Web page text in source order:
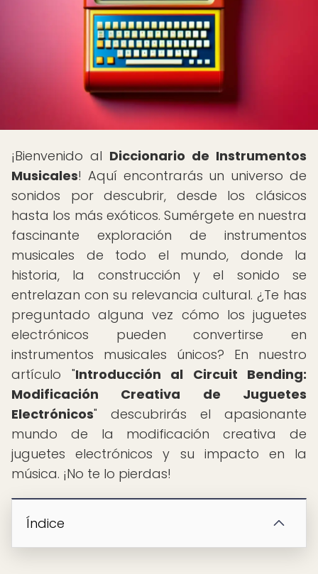
¡Bienvenido al Diccionario de Instrumentos
Musicales! Aquí encontrarás un universo de
sonidos por descubrir, desde los clásicos
hasta los más exóticos. Sumérgete en nuestra
fascinante exploración de instrumentos
musicales de todo el mundo, donde la
historia, la construcción y el sonido se
entrelazan con su relevancia cultural. ¿Te has
preguntado alguna vez cómo los juguetes
electrónicos pueden convertirse en
instrumentos musicales únicos? En nuestro
artículo "Introducción al Circuit Bending:
Modificación Creativa de Juguetes
Electrónicos" descubrirás el apasionante
mundo de la modificación creativa de
juguetes electrónicos y su impacto en la
música. ¡No te lo pierdas!
Índice